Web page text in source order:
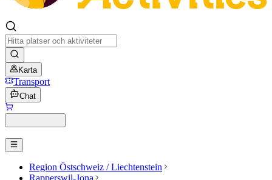
Karta
Transport
Chat
Region Östschweiz / Liechtenstein
Rapperswil-Jona